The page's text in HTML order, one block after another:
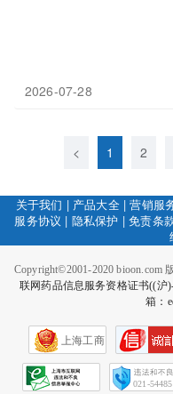
2026-07-28
< 1 2
关于我们 | 产品大全|营销服
服务协议 | 隐私保护 |免责条
Copyright©2001-2020 bioon.com
联网药品信息服务资格证书((沪
箱：
上海工商
021-